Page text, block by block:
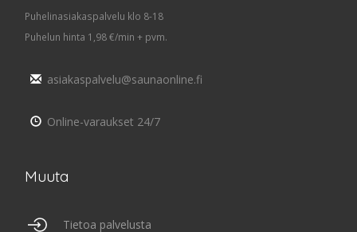
Puhelinasiakaspalvelu klo 8-18
Puhelun hinta 1,98 €/min + pvm.
asiakaspalvelu@saunaonline.fi
Online-varaukset 24/7
Muuta
Tietoa palvelusta